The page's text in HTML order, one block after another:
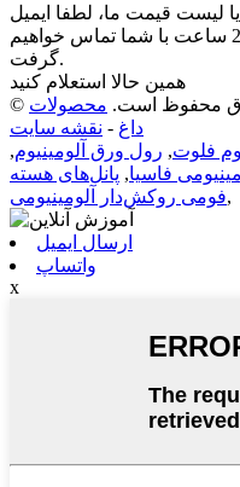
لیست قیمت ما، لطفا ایمیل
خود را برای ما بگذارید و ما ظرف 24 ساعت با شما تماس خواهیم
گرفت.
همین حالا استعلام کنید
محصولات
داغ - نقشه سایت
فلوت, رول ورق آلومینیوم,
فاسیا, پانل‌های هسته
فومی روکش‌دار آلومینیومی,
ارسال ایمیل
واتساپ
x